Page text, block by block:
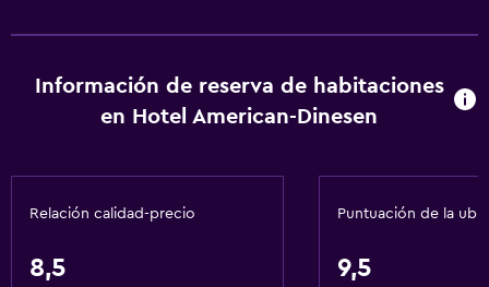
Información de reserva de habitaciones
en Hotel American-Dinesen
Relación calidad-precio
8,5
Puntuación de la
9,5